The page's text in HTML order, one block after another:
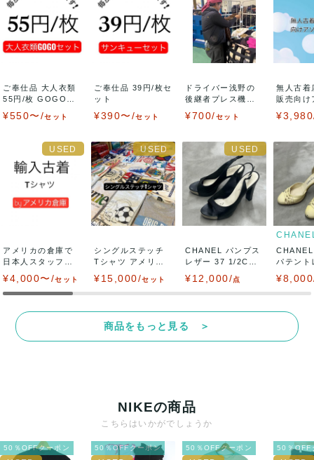
ご奉仕品 大人衣類
55円/枚 GOGOセ
¥550〜/セット
ご奉仕品 39円/枚セ
ット
¥390〜/セット
ドライバー浅野の
後継者プレス機の
セ...
¥700/セット
無人古着
販売向け
アメリカの倉庫で
日本人スタッフが
ピ...
¥4,000〜/セット
シングルステッチ
Tシャツ アメリカ
¥15,000/セット
CHANEL パンプス
レザー 37 1/2C
¥12,000/点
パテント
商品をもっと見る ＞
NIKEの商品
こちらはいかがでしょうか
50％OFFクーポン 50％OFFクーポン 50％OFFクーポン 50％OFF